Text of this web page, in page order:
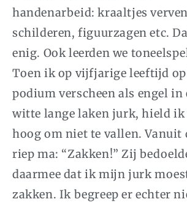
handenarbeid: kraaltjes
schilderen, figuurzagen etc.
enig. Ook leerden we
Toen ik op vijfjarige leeftijd
podium verscheen als engel in
witte lange laken jurk, hield ik
hoog om niet te vallen. Vanuit
riep ma: “Zakken!” Zij
daarmee dat ik mijn jurk
zakken. Ik begreep er echter